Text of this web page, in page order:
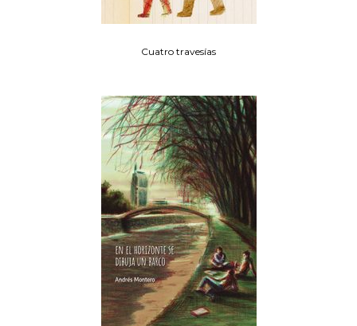
Cuatro travesías